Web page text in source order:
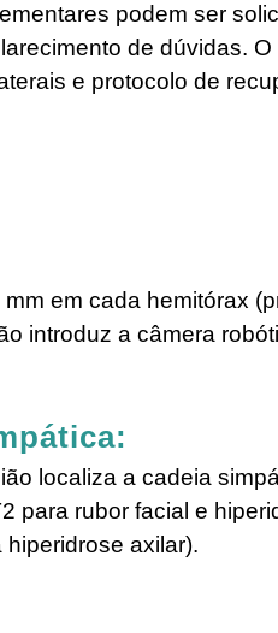
podem ser
de dúvidas.
e protocolo de
em cada hemitórax
introduz a câmera
localiza a cadeia
para rubor facial e
axilar).